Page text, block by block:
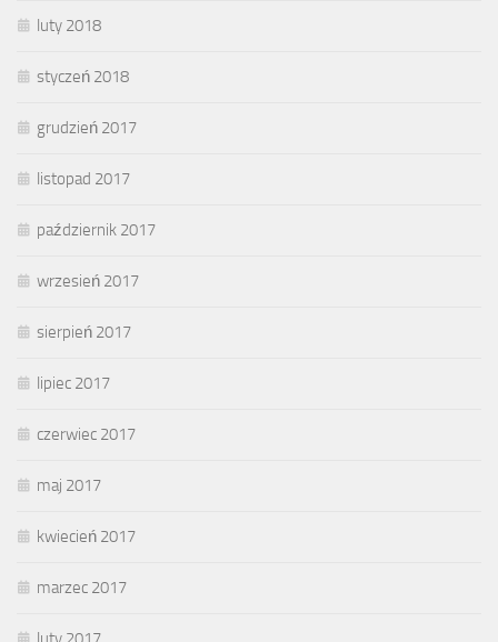
luty 2018
styczeń 2018
grudzień 2017
listopad 2017
październik 2017
wrzesień 2017
sierpień 2017
lipiec 2017
czerwiec 2017
maj 2017
kwiecień 2017
marzec 2017